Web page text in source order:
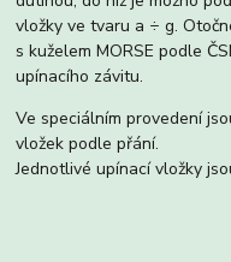
vložky ve tvaru a ÷ g.
s kuželem MORSE podle
upínacího závitu.
Ve speciálním provedení
vložek podle přání.
Jednotlivé upínací vložky